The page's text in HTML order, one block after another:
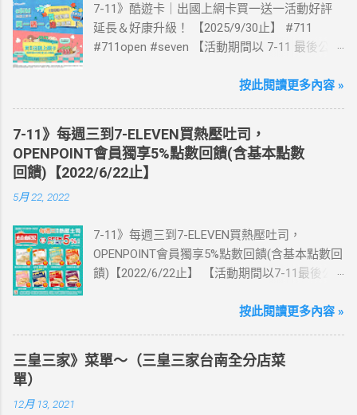
7-11》酷遊卡｜出國上網卡買一送一活動好評
延長＆好康升級！ 【2025/9/30止】 #711
#711open #seven 【活動期間以 7-11 最後公告
國上網卡 方便、快速、享買一送一優惠！ > 實
送王品集團300元即享券。 (出國開通啟用後回
活動網站登錄 【點我登錄】 ) > eSIM出國上網
卡：好康升級！購買eSIM「吃到飽」方案；即
送同天數「吃到飽」方案。 (例：買1張日本5天
來超商買省錢又方便💰 ·活動詳情：好康優惠看
這邊 【點我看好康優惠】 ·eSIM ibon 購買教學
【點我觀看教學】 📲 全球上網首選，速度穩
澳、美國、菲律賓、歐洲、土耳其 熱門地區通
通有 📲 立即取卡免等待超便利 ✈️ 180天彈性開
通不怕過期 🧳 一人買兩人用，享受出國網路自
由~~eSIM吃到飽買一送一 eSIM適用機型： ※
按此閱讀更多內容 »
7-11》每週三到7-ELEVEN買熱壓吐司，
OPENPOINT會員獨享5%點數回饋(含基本點數
回饋)【2022/6/22止】
5月 22, 2022
7-11》每週三到7-ELEVEN買熱壓吐司，
OPENPOINT會員獨享5%點數回饋(含基本點數回
饋)【2022/6/22止】 【活動期間以7-11最後公
111/5/4~6/22 每週三到7-ELEVEN買熱壓吐司
饋) 【販售門市查詢】
https://emap.pcsc.com.tw/emap.aspx# 小編推
按此閱讀更多內容 »
三皇三家》菜單～（三皇三家台南全分店菜
單）
12月 13, 2021